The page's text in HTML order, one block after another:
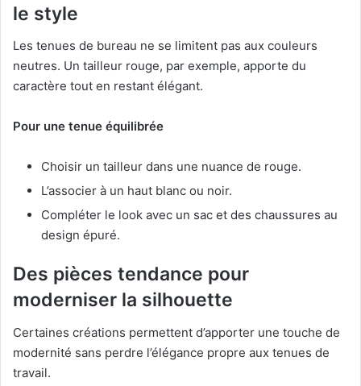
le style
Les tenues de bureau ne se limitent pas aux couleurs
neutres. Un tailleur rouge, par exemple, apporte du
caractère tout en restant élégant.
Pour une tenue équilibrée
Choisir un tailleur dans une nuance de rouge.
L’associer à un haut blanc ou noir.
Compléter le look avec un sac et des chaussures au
design épuré.
Des pièces tendance pour
moderniser la silhouette
Certaines créations permettent d’apporter une touche de
modernité sans perdre l’élégance propre aux tenues de
travail.